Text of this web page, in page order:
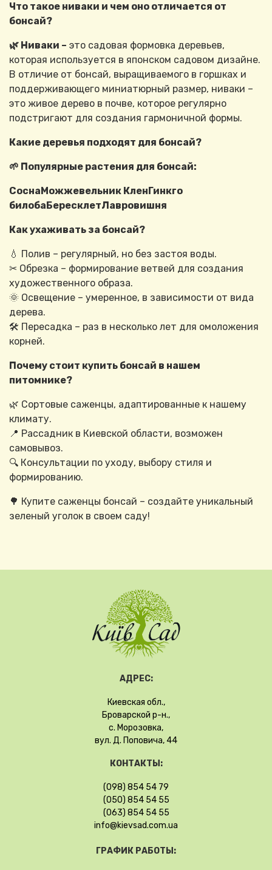
Что такое ниваки и чем оно отличается от
бонсай?
🌿 Ниваки – это садовая формовка деревьев,
которая используется в японском садовом дизайне.
В отличие от бонсай, выращиваемого в горшках и
поддерживающего миниатюрный размер, ниваки –
это живое дерево в почве, которое регулярно
подстригают для создания гармоничной формы.
Какие деревья подходят для бонсай?
🌱 Популярные растения для бонсай:
СоснаМожжевельник КленГинкго
билобаБересклетЛавровишня
Как ухаживать за бонсай?
💧 Полив – регулярный, но без застоя воды.
✂ Обрезка – формирование ветвей для создания
художественного образа.
🌞 Освещение – умеренное, в зависимости от вида
дерева.
🛠 Пересадка – раз в несколько лет для омоложения
корней.
Почему стоит купить бонсай в нашем
питомнике?
🌿 Сортовые саженцы, адаптированные к нашему
климату.
📍 Рассадник в Киевской области, возможен
самовывоз.
🔍 Консультации по уходу, выбору стиля и
формированию.
🌳 Купите саженцы бонсай – создайте уникальный
зеленый уголок в своем саду!
АДРЕС:
Киевская обл.,
Броварской р-н.,
с. Морозовка,
вул. Д. Поповича, 44
КОНТАКТЫ:
(098) 854 54 79
(050) 854 54 55
(063) 854 54 55
info@kievsad.com.ua
ГРАФИК РАБОТЫ: